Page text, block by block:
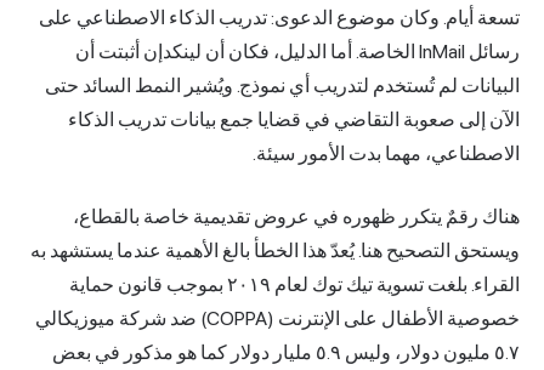
تسعة أيام. وكان موضوع الدعوى: تدريب الذكاء الاصطناعي على
رسائل InMail الخاصة. أما الدليل، فكان أن لينكدإن أثبتت أن
البيانات لم تُستخدم لتدريب أي نموذج. ويُشير النمط السائد حتى
الآن إلى صعوبة التقاضي في قضايا جمع بيانات تدريب الذكاء
الاصطناعي، مهما بدت الأمور سيئة.
هناك رقمٌ يتكرر ظهوره في عروض تقديمية خاصة بالقطاع،
ويستحق التصحيح هنا. يُعدّ هذا الخطأ بالغ الأهمية عندما يستشهد به
القراء. بلغت تسوية تيك توك لعام ٢٠١٩ بموجب قانون حماية
خصوصية الأطفال على الإنترنت (COPPA) ضد شركة ميوزيكالي
٥.٧ مليون دولار، وليس ٥.٩ مليار دولار كما هو مذكور في بعض